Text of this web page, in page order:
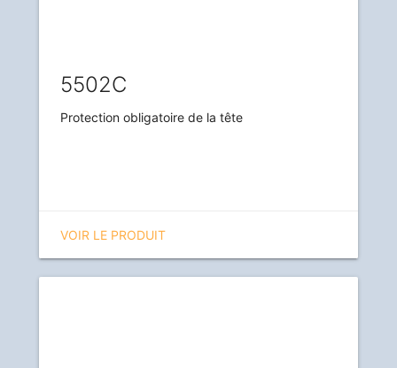
5502C
Protection obligatoire de la tête
VOIR LE PRODUIT